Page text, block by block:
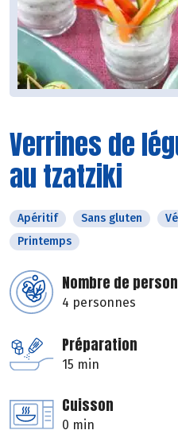
Verrines de
au tzatziki
Apéritif Sans gluten
Printemps
Nombre de
4 personnes
Préparation
15 min
Cuisson
0 min